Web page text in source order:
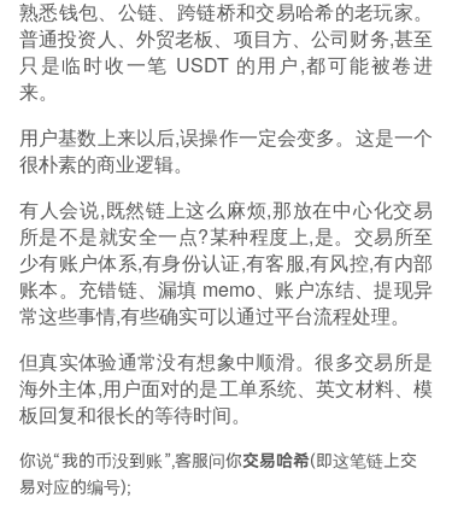
熟悉钱包、公链、跨链桥和交易哈希的老玩家。
普通投资人、外贸老板、项目方、公司财务,甚至
只是临时收一笔 USDT 的用户,都可能被卷进
来。
用户基数上来以后,误操作一定会变多。这是一个
很朴素的商业逻辑。
有人会说,既然链上这么麻烦,那放在中心化交易
所是不是就安全一点?某种程度上,是。交易所至
少有账户体系,有身份认证,有客服,有风控,有内部
账本。充错链、漏填 memo、账户冻结、提现异
常这些事情,有些确实可以通过平台流程处理。
但真实体验通常没有想象中顺滑。很多交易所是
海外主体,用户面对的是工单系统、英文材料、模
板回复和很长的等待时间。
你说“我的币没到账”,客服问你交易哈希(即这笔链上交
易对应的编号);